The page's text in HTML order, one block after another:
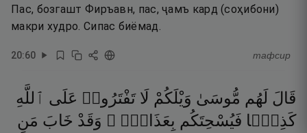
Пас, бозгашт Фиръавн, пас, ҷамъ кард (соҳибони)
макри худро. Сипас биёмад.
20:60 тафсир
قَالَ لَهُم مُّوسَىٰ وَيْلَكُمْ لَا تَفْتَرُوا۟ عَلَى ٱللَّهِ
كَذِبًۭا فَيُسْحِتَكُم بِعَذَابٍۢ ۖ وَقَدْ خَابَ مَنِ